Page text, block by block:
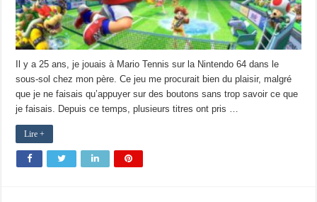
Il y a 25 ans, je jouais à Mario Tennis sur la Nintendo 64 dans le
sous-sol chez mon père. Ce jeu me procurait bien du plaisir, malgré
que je ne faisais qu’appuyer sur des boutons sans trop savoir ce que
je faisais. Depuis ce temps, plusieurs titres ont pris …
Lire +